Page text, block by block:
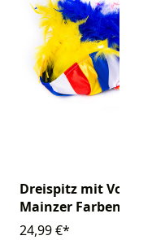
Dreispitz mit
Mainzer Farben
24,99 €*